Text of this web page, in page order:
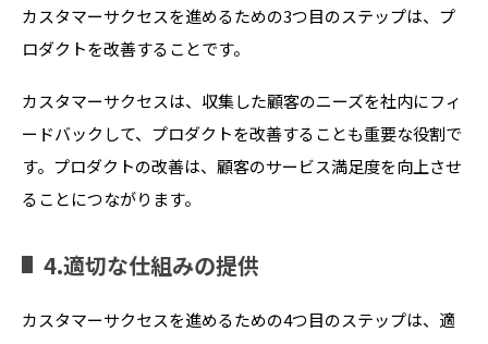
カスタマーサクセスを進めるための3つ目のステップは、プ
ロダクトを改善することです。
カスタマーサクセスは、収集した顧客のニーズを社内にフィ
ードバックして、プロダクトを改善することも重要な役割で
す。プロダクトの改善は、顧客のサービス満足度を向上させ
ることにつながります。
4.適切な仕組みの提供
カスタマーサクセスを進めるための4つ目のステップは、適